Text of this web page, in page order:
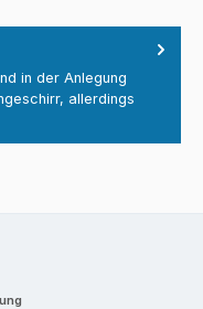
in der Anlegung
allerdings